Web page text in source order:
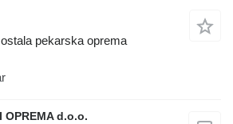
pekarska oprema
OPREMA d.o.o.